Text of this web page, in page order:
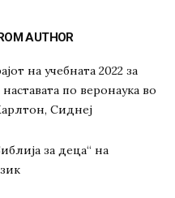
AUTHOR
на учебната 2022 за
по веронаука во
Сиднеј
за деца“ на